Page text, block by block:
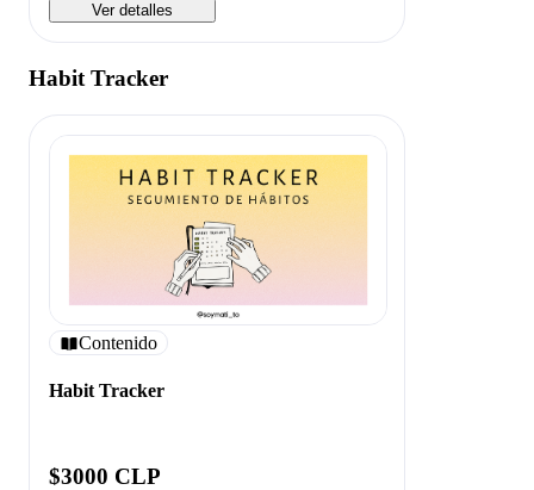
Ver detalles
Habit Tracker
Contenido
Habit Tracker
$3000 CLP